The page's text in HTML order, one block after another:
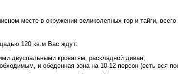
месте в окружении великолепных гор и тайги,
120 кв.м Вас ждут:
двуспальными кроватям, раскладной диван;
и обеденная зона на 10-12 персон (есть вся
большой душевой кабиной-ванной.